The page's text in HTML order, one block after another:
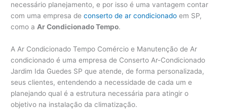
necessário planejamento, e por isso é uma vantagem contar
com uma empresa deconserto de ar condicionado em SP,
como a Ar Condicionado Tempo.
A Ar Condicionado Tempo Comércio e Manutenção de Ar
condicionado é uma empresa de Conserto Ar-Condicionado
Jardim Ida Guedes SP que atende, de forma personalizada,
seus clientes, entendendo a necessidade de cada um e
planejando qual é a estrutura necessária para atingir o
objetivo na instalação da climatização.